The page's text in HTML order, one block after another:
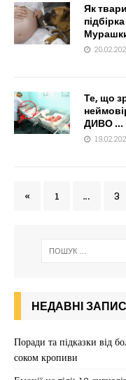
Як
Те, що
ДИВО …
« 1 … 3
НЕДАВНІ
Поради та підказки від
соком кропиви